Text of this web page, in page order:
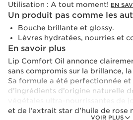
VOIR PLUS
Utilisation : A tout moment! EN
Un produit pas comme les
Bouche brillante et glossy.
Lèvres hydratées, nourries et
En savoir plus
Lip Comfort Oil annonce
sans compromis sur la brillance,
Sa formule a été perfectionnée et
d’ingrédients d’origine naturelle
et de l’extrait star d’huile de rose